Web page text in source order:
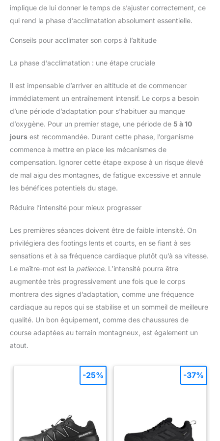
calories brûlées, la distance, le
Cette montre sport homme
sport, vous pouvez choisir le
mode sport que vous préférez.
mAh, cette montre homme
militaire a une durée de fonction
en mode veille). Le
rechargement fréquent n'est
pas nécessaire. Assistant
pour tous les utilisateurs
au-delà du sport avec ses outils
pratiques. Utilisez la lampe
torche dans le noir, contrôlez la
musique sans toucher votre
fonction "Trouver mon
Téléphone". Besoin d'une pause
? Activez le rappel de
sédentarité ou une session de
respiration guidée anti-stress.
minuterie, podometre,
militaire homme est le
Google Fit pour un suivi
centralisé de vos performances.
C'est l'outil idéal pour analyser
dédiée, qui transforme vos
efforts en graphiques clairs.
intelligente booste votre
constante.
[Santé 24/7 :
Performance] Priorisez votre
optique avancé de nouvelle
génération. Cette montre
connectée femme et homme
assure un suivi continu 24h/24
de votre fréquence cardiaque et
du taux d'oxygène dans le sang
alerte automatique en cas
d'anomalie du rythme
cardiaque, offrant une sécurité
votre forme. Note : Ce produit
indicatif pour le suivi du fitness
une gestion simplifiée de votre
capital santé au quotidien.
Cycle Féminin] Optimisez votre
repos avec une analyse
détaillée des phases de
sommeil : profond, léger, REM
(mouvements oculaires rapides)
et moments d'éveil. Cette
également avec un
enregistrement de l'humeur
(Positif, Calme, Négatif) et du
cycle menstruel, offrent une
vision globale de votre état
reprendre le contrôle sur votre
santé au quotidien avec une
précision et une discrétion
implique de lui donner le temps de s’ajuster correctement, ce
qui rend la phase d’acclimatation absolument essentielle.
Conseils pour acclimater son corps à l’altitude
La phase d’acclimatation : une étape cruciale
Il est impensable d’arriver en altitude et de commencer
immédiatement un entraînement intensif. Le corps a besoin
d’une période d’adaptation pour s’habituer au manque
d’oxygène. Pour un premier stage, une période de 5 à 10
jours est recommandée. Durant cette phase, l’organisme
commence à mettre en place les mécanismes de
compensation. Ignorer cette étape expose à un risque élevé
de mal aigu des montagnes, de fatigue excessive et annule
les bénéfices potentiels du stage.
Réduire l’intensité pour mieux progresser
Les premières séances doivent être de faible intensité. On
privilégiera des footings lents et courts, en se fiant à ses
sensations et à sa fréquence cardiaque plutôt qu’à sa vitesse.
Le maître-mot est la patience. L’intensité pourra être
augmentée très progressivement une fois que le corps
montrera des signes d’adaptation, comme une fréquence
cardiaque au repos qui se stabilise et un sommeil de meilleure
qualité. Un bon équipement, comme des chaussures de
course adaptées au terrain montagneux, est également un
atout.
-25% -37%